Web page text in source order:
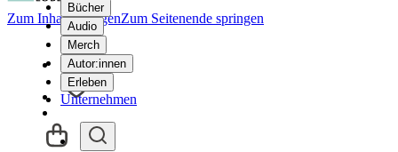
Bücher
Audio
Merch
Autor:innen
Erleben
Unternehmen
Zum Inhalt springenZum Seitenende springen